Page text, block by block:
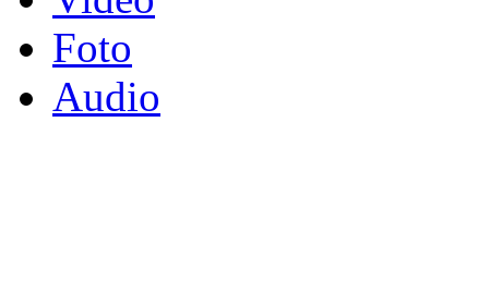
Foto
Audio